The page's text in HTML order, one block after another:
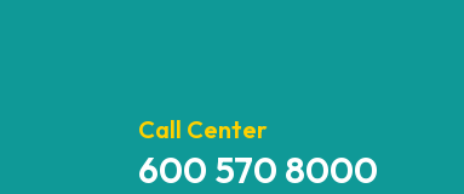
Call Center
600 570 8000